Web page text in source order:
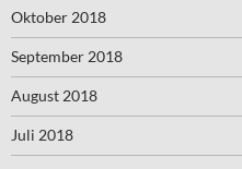
Oktober 2018
September 2018
August 2018
Juli 2018